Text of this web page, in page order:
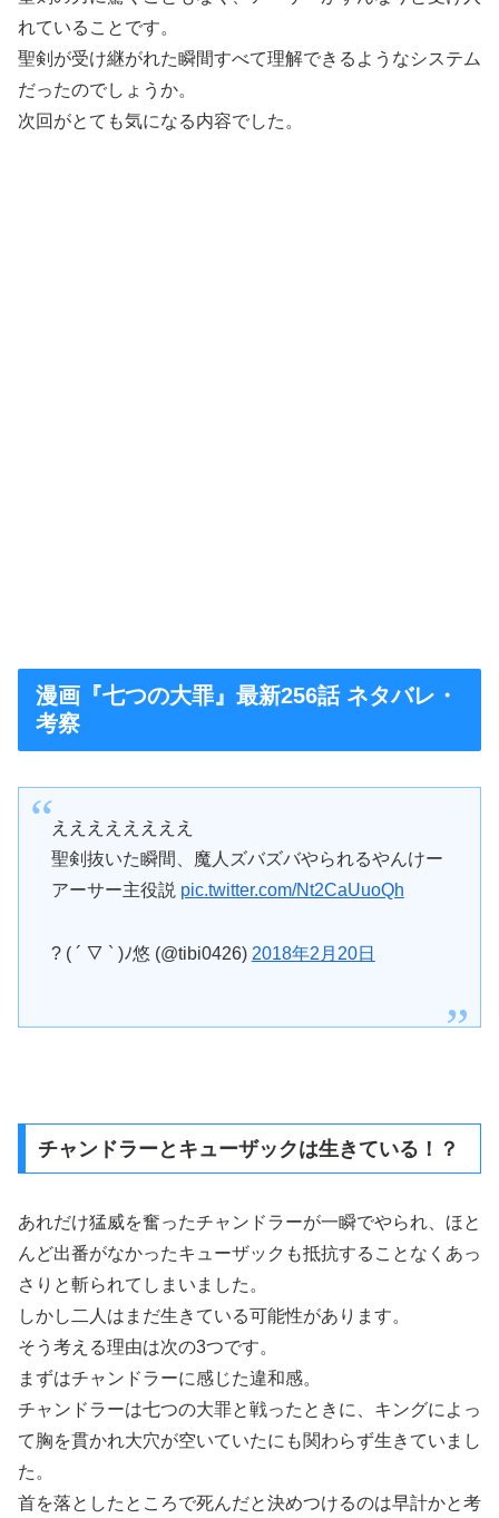
れていることです。
聖剣が受け継がれた瞬間すべて理解できるようなシステム
だったのでしょうか。
次回がとても気になる内容でした。
漫画『七つの大罪』最新256話 ネタバレ・
考察
ええええええええ
聖剣抜いた瞬間、魔人ズバズバやられるやんけー
アーサー主役説 pic.twitter.com/Nt2CaUuoQh
? ( ´ ▽ ` )ﾉ悠 (@tibi0426) 2018年2月20日
チャンドラーとキューザックは生きている！？
あれだけ猛威を奮ったチャンドラーが一瞬でやられ、ほと
んど出番がなかったキューザックも抵抗することなくあっ
さりと斬られてしまいました。
しかし二人はまだ生きている可能性があります。
そう考える理由は次の3つです。
まずはチャンドラーに感じた違和感。
チャンドラーは七つの大罪と戦ったときに、キングによっ
て胸を貫かれ大穴が空いていたにも関わらず生きていまし
た。
首を落としたところで死んだと決めつけるのは早計かと考